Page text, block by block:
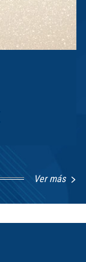
Ver más